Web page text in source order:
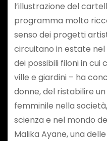
l’illustrazione del
programma molto
senso dei progetti
circuitano in estate nel
dei possibili filoni in cui
ville e giardini – ha
donne, del ristabilire
femminile nella
scienza e nel mondo
Malika Ayane, una